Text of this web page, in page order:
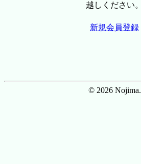
越しください。
新規会員登録
© 2026 Nojima.